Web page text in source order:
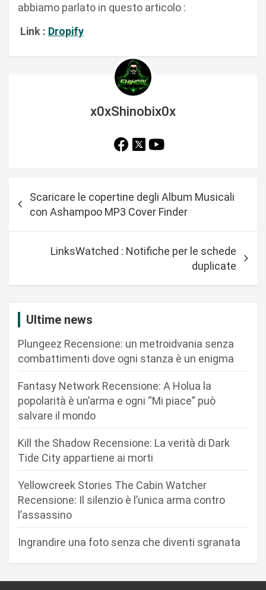
abbiamo parlato in questo articolo :
Link : Dropify
x0xShinobix0x
a
Scaricare le copertine degli Album Musicali
con Ashampoo MP3 Cover Finder
LinksWatched : Notifiche per le schede
duplicate
Ultime news
Plungeez Recensione: un metroidvania senza
combattimenti dove ogni stanza è un enigma
Fantasy Network Recensione: A Holua la
popolarità è un’arma e ogni “Mi piace” può
salvare il mondo
Kill the Shadow Recensione: La verità di Dark
Tide City appartiene ai morti
Yellowcreek Stories The Cabin Watcher
Recensione: Il silenzio è l’unica arma contro
l’assassino
Ingrandire una foto senza che diventi sgranata